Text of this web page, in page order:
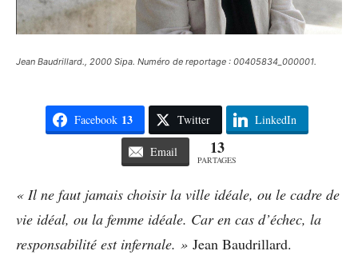
Jean Baudrillard., 2000 Sipa. Numéro de reportage : 00405834_000001.
Facebook 13 Twitter LinkedIn
Email 13
PARTAGES
« Il ne faut jamais choisir la ville idéale, ou le cadre de
vie idéal, ou la femme idéale. Car en cas d’échec, la
responsabilité est infernale. » Jean Baudrillard.